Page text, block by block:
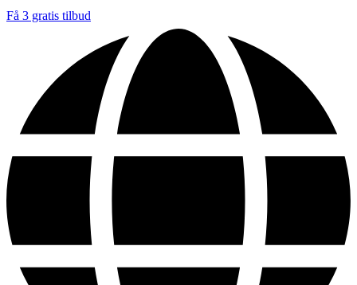
Få 3 gratis tilbud